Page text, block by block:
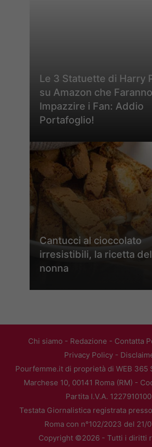
Le 3 Statuette di Harry
su Amazon che Faranno
Impazzire i Fan: Addio
Portafoglio!
Cantucci al cioccolato
irresistibili, la ricetta
nonna
Chi siamo - Redazione - Contatta
Privacy Policy-
Pourfemme.it di proprietà di WEB 365
Marchese 10, 00141 Roma (RM) -
Partita I.V.A.
Testata Giornalistica registrata
Roma con n°102/2023 del 21/
Copyright ©2026 - Tutti i diritti